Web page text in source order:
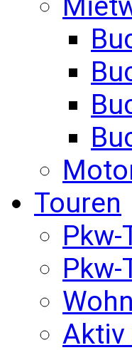
Touren
Pkw-
Pkw-
Aktiv